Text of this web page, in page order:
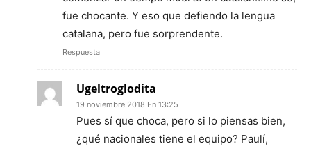
fue chocante. Y eso que defiendo la lengua
catalana, pero fue sorprendente.
Respuesta
Ugeltroglodita
19 noviembre 2018 En 13:25
Pues sí que choca, pero si lo piensas bien,
¿qué nacionales tiene el equipo? Paulí,